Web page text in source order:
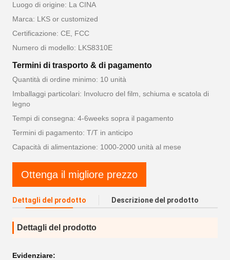
Luogo di origine: La CINA
Marca: LKS or customized
Certificazione: CE, FCC
Numero di modello: LKS8310E
Termini di trasporto & di pagamento
Quantità di ordine minimo: 10 unità
Imballaggi particolari: Involucro del film, schiuma e scatola di
legno
Tempi di consegna: 4-6weeks sopra il pagamento
Termini di pagamento: T/T in anticipo
Capacità di alimentazione: 1000-2000 unità al mese
Ottenga il migliore prezzo
Dettagli del prodotto Descrizione del prodotto
Dettagli del prodotto
Evidenziare: